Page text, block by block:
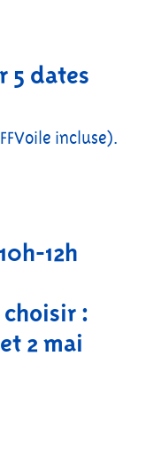
5 dates
incluse).
12h
:
2 mai